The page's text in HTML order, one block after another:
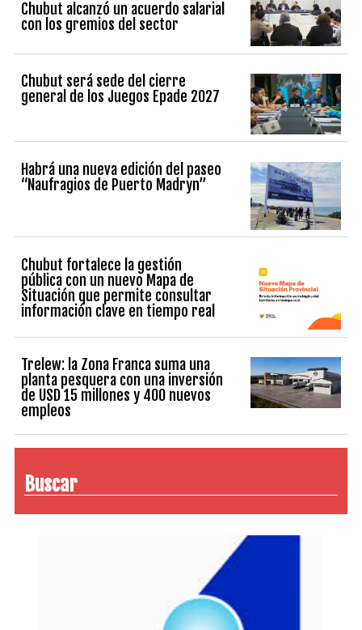
Chubut alcanzó un acuerdo salarial
con los gremios del sector
Chubut será sede del cierre
general de los Juegos Epade 2027
Habrá una nueva edición del paseo
“Naufragios de Puerto Madryn”
Chubut fortalece la gestión
pública con un nuevo Mapa de
Situación que permite consultar
información clave en tiempo real
Trelew: la Zona Franca suma una
planta pesquera con una inversión
de USD 15 millones y 400 nuevos
empleos
Buscar